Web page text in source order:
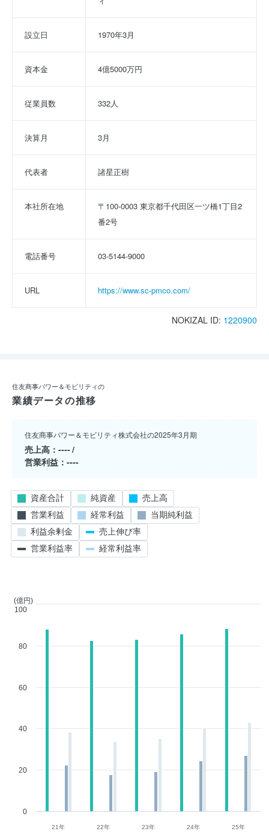
設立日 1970年3月
資本金 4億5000万円
従業員数 332人
決算月 3月
代表者 諸星正樹
本社所在地
〒100-0003 東京都千代田区一ツ橋1丁目2
番2号
電話番号 03-5144-9000
URL https://www.sc-pmco.com/
NOKIZAL ID: 1220900
住友商事パワー＆モビリティの
業績データの推移
住友商事パワー＆モビリティ株式会社の2025年3月期
売上高
----
営業利益
----
21年 22年 23年 24年 25年
0
20
40
60
80
(億円)
100
資産合計 純資産
売上高
営業利益
経常利益
当期純利益
利益余剰金
売上伸び率
営業利益率
経常利益率